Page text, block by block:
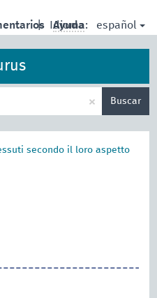
| Idioma: español
Ayuda
× Buscar
secondo il loro aspetto